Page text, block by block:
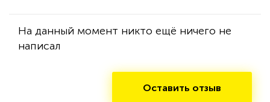
На данный момент никто ещё ничего не
написал
Оставить отзыв